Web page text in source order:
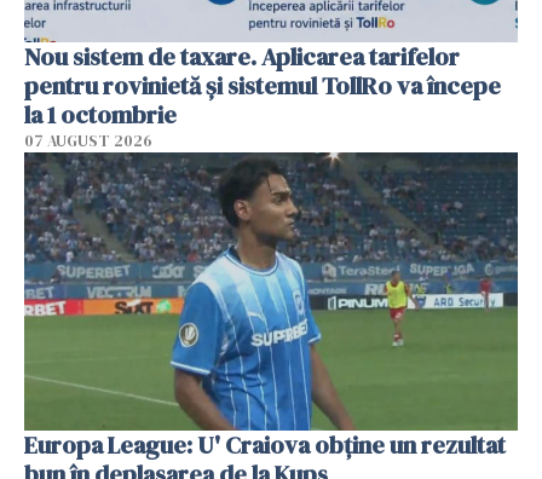
Nou sistem de taxare. Aplicarea tarifelor
pentru rovinietă şi sistemul TollRo va începe
la 1 octombrie
07 AUGUST 2026
Europa League: U' Craiova obține un rezultat